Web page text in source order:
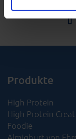
Ihnen die
möglich zu
finden Sie in
Produkte
High Protein
High Protein
Foodie